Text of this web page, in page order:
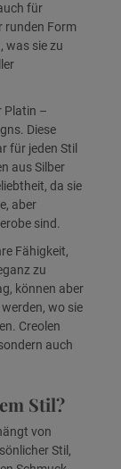
für
runden Form
was sie zu
Platin –
Diese
für jeden Stil
aus Silber
da sie
aber
sind.
Fähigkeit,
zu
können aber
wo sie
Creolen
auch
Stil?
von
Stil,